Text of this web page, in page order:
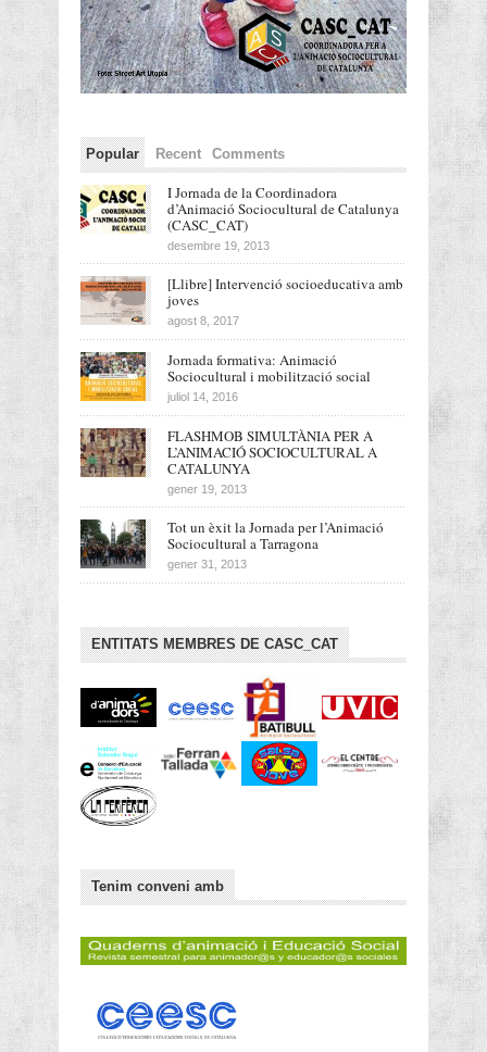
Popular Recent Comments
I Jornada de la Coordinadora
d’Animació Sociocultural de Catalunya
(CASC_CAT)
desembre 19, 2013
[Llibre] Intervenció socioeducativa amb
joves
agost 8, 2017
Jornada formativa: Animació
Sociocultural i mobilització social
juliol 14, 2016
FLASHMOB SIMULTÀNIA PER A
L’ANIMACIÓ SOCIOCULTURAL A
CATALUNYA
gener 19, 2013
Tot un èxit la Jornada per l’Animació
Sociocultural a Tarragona
gener 31, 2013
ENTITATS MEMBRES DE CASC_CAT
Tenim conveni amb